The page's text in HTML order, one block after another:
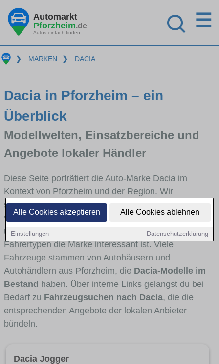
Alle Cookies akzeptieren Alle Cookies ablehnen
Einstellungen Datenschutzerklärung
Automarkt
Pforzheim.de
Autos einfach finden
☰
❯ MARKEN ❯ DACIA
Dacia in Pforzheim – ein
Überblick
Modellwelten, Einsatzbereiche und
Angebote lokaler Händler
Diese Seite porträtiert die Auto-Marke Dacia im
Kontext von Pforzheim und der Region. Wir
skizzieren, in welchen Fahrzeugklassen Dacia stark
vertreten ist, welche Modellreihen häufig im Stadt-
und Umlandverkehr zu sehen sind und für welche
Fahrertypen die Marke interessant ist. Viele
Fahrzeuge stammen von Autohäusern und
Autohändlern aus Pforzheim, die Dacia-Modelle im
Bestand haben. Über interne Links gelangst du bei
Bedarf zu Fahrzeugsuchen nach Dacia, die die
entsprechenden Angebote der lokalen Anbieter
bündeln.
Dacia Jogger